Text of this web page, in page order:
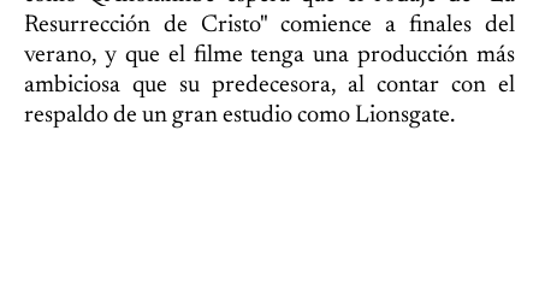
Resurrección de Cristo" comience a finales del
verano, y que el filme tenga una producción más
ambiciosa que su predecesora, al contar con el
respaldo de un gran estudio como Lionsgate.